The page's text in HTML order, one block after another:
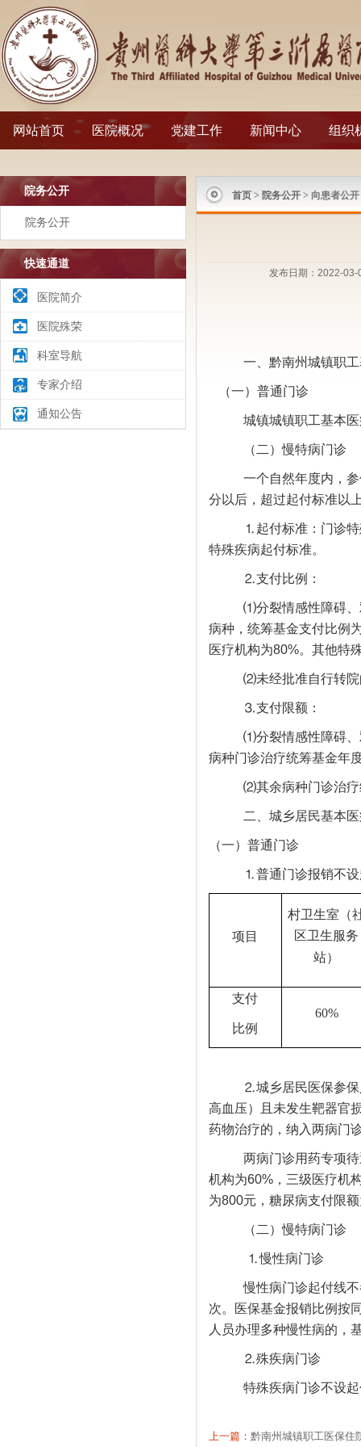
网站首页 医院概况 党建工作 新闻中心 组织
院务公开
院务公开
快速通道
医院简介
医院殊荣
科室导航
专家介绍
通知公告
首页 > 院务公开 > 向患者公开
发布日期：2022-
一、黔南州城镇职
（一）普通门诊
城镇城镇职工基本
（二）慢特病门诊
一个自然年度内，
分以后，超过起付标准以
⒈起付标准：门诊
特殊疾病起付标准。
⒉支付比例：
⑴分裂情感性障碍、
病种，统筹基金支付比例
医疗机构为80%。其他特
⑵未经批准自行转院
⒊支付限额：
⑴分裂情感性障碍、
病种门诊治疗统筹基金年
⑵其余病种门诊治疗
二、城乡居民基本
（一）普通门诊
⒈普通门诊报销不
项目
村卫生室（
区卫生服务
站）
支付
比例
60%
⒉城乡居民医保参
高血压）且未发生靶器官
药物治疗的，纳入两病门
两病门诊用药专项
机构为60%， 三级医疗机
为800元， 糖尿病支付限
（二）慢特病门诊
⒈慢性病门诊
慢性病门诊起付线
次。医保基金报销比例按
人员办理多种慢性病的，
⒉殊疾病门诊
特殊疾病门诊不设
上一篇： 黔南州城镇职工医保住